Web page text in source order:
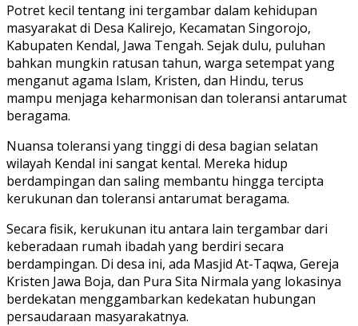
Potret kecil tentang ini tergambar dalam kehidupan
masyarakat di Desa Kalirejo, Kecamatan Singorojo,
Kabupaten Kendal, Jawa Tengah. Sejak dulu, puluhan
bahkan mungkin ratusan tahun, warga setempat yang
menganut agama Islam, Kristen, dan Hindu, terus
mampu menjaga keharmonisan dan toleransi antarumat
beragama.
Nuansa toleransi yang tinggi di desa bagian selatan
wilayah Kendal ini sangat kental. Mereka hidup
berdampingan dan saling membantu hingga tercipta
kerukunan dan toleransi antarumat beragama.
Secara fisik, kerukunan itu antara lain tergambar dari
keberadaan rumah ibadah yang berdiri secara
berdampingan. Di desa ini, ada Masjid At-Taqwa, Gereja
Kristen Jawa Boja, dan Pura Sita Nirmala yang lokasinya
berdekatan menggambarkan kedekatan hubungan
persaudaraan masyarakatnya.